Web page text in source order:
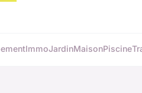
ImmoJardinMaisonPiscine